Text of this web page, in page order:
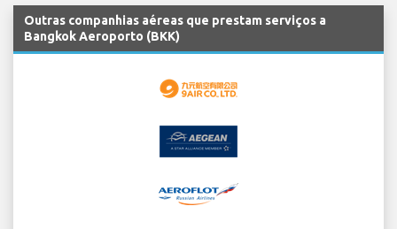
Outras companhias aéreas que prestam serviços a
Bangkok Aeroporto (BKK)